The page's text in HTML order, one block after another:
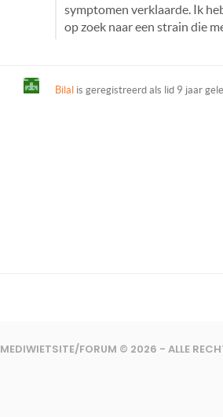
symptomen verklaarde. Ik
op zoek naar een strain die
Bilal is geregistreerd als lid 9 jaar
MEDIWIETSITE/FORUM © 2026 - ALLE